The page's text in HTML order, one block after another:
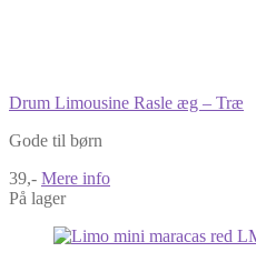
Drum Limousine Rasle æg – Træ
Gode til børn
39,- Mere info
På lager